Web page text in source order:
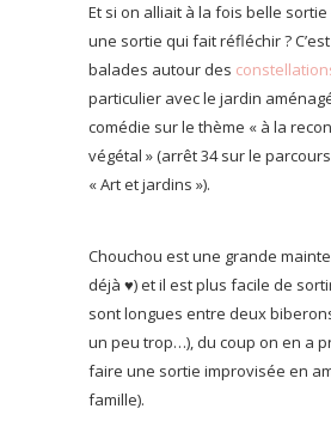
Et si on alliait à la fois belle
une sortie qui fait réfléchir ?
balades autour des
particulier avec le jardin
comédie sur le thème « à la
végétal » (arrêt 34 sur le
« Art et jardins »).
Chouchou est une grande
déjà ♥) et il est plus facile de
sont longues entre deux
un peu trop…), du coup on en a
faire une sortie improvisée en
famille).